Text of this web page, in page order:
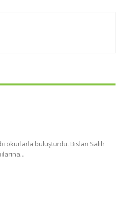
okurlarla buluşturdu. Bislan Salih